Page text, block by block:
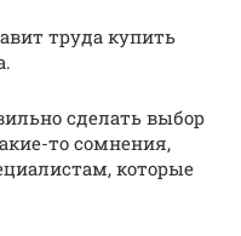
труда купить
сделать выбор
то сомнения,
которые